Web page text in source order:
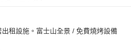
租設施。富士山全景 / 免費燒烤設備